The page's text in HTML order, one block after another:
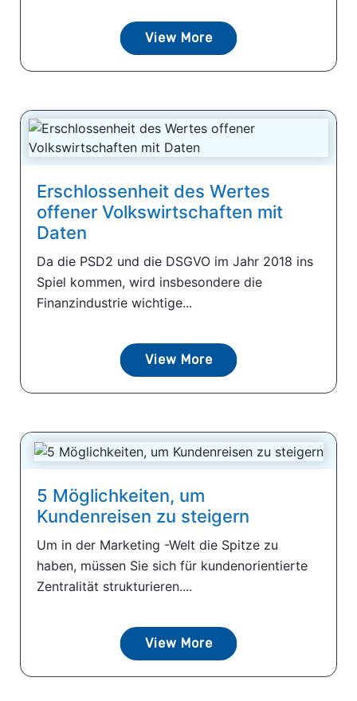
View More
Erschlossenheit des Wertes
offener Volkswirtschaften mit
Daten
Da die PSD2 und die DSGVO im Jahr 2018 ins
Spiel kommen, wird insbesondere die
Finanzindustrie wichtige...
View More
5 Möglichkeiten, um
Kundenreisen zu steigern
Um in der Marketing -Welt die Spitze zu
haben, müssen Sie sich für kundenorientierte
Zentralität strukturieren....
View More